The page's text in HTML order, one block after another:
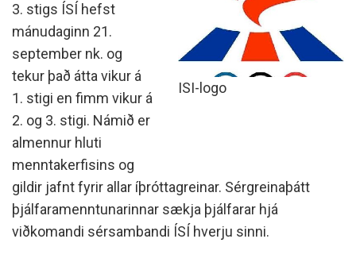
ISI-logo
3. stigs ÍSÍ hefst
mánudaginn 21.
september nk. og
tekur það átta vikur á
1. stigi en fimm vikur á
2. og 3. stigi. Námið er
almennur hluti
menntakerfisins og
gildir jafnt fyrir allar íþróttagreinar. Sérgreinaþátt
þjálfaramenntunarinnar sækja þjálfarar hjá
viðkomandi sérsambandi ÍSÍ hverju sinni.